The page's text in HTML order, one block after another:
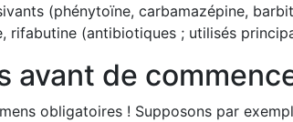
(phénytoïne, carbamazépine,
rifabutine (antibiotiques ; utilisés
avant de
obligatoires ! Supposons par